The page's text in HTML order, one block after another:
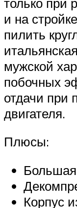
и на
пилить
мужской
побочных
отдачи при
двигателя.
Плюсы:
Корпус